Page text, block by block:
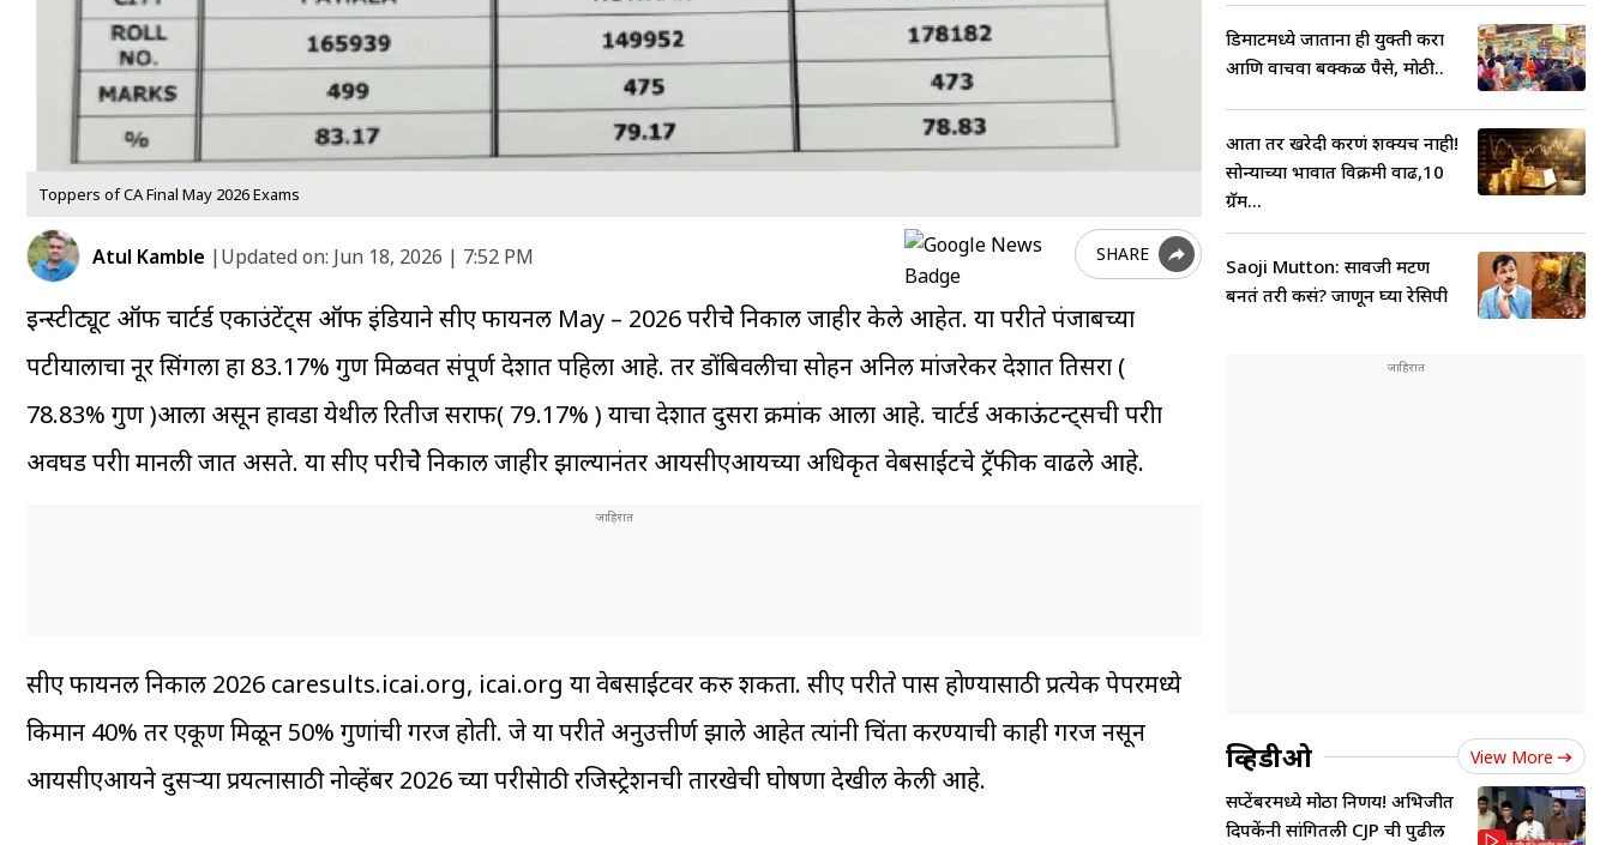
Toppers of CA Final May 2026 Exams
Atul Kamble |Updated on: Jun 18, 2026 | 7:52 PM SHARE
इन्स्टीट्यूट ऑफ चार्टर्ड एकाउंटेंट्स ऑफ इंडियाने सीए फायनल May – 2026 परीक्षेचे निकाल जाहीर केले आहेत. या परीक्षेत पंजाबच्या
पटीयालाचा नूर सिंगला हा 83.17% गुण मिळवत संपूर्ण देशात पहिला आहे. तर डोंबिवलीचा सोहन अनिल मांजरेकर देशात तिसरा (
78.83% गुण )आला असून हावडा येथील रितीज सराफ( 79.17% ) याचा देशात दुसरा क्रमांक आला आहे. चार्टर्ड अकाऊंटन्ट्सची परीक्षा
अवघड परीक्षा मानली जात असते. या सीए परीक्षेचे निकाल जाहीर झाल्यानंतर आयसीएआयच्या अधिकृत वेबसाईटचे ट्रॅफीक वाढले आहे.
सीए फायनल निकाल 2026 caresults.icai.org, icai.org या वेबसाईटवर करु शकता. सीए परीक्षेत पास होण्यासाठी प्रत्येक पेपरमध्ये
किमान 40% तर एकूण मिळून 50% गुणांची गरज होती. जे या परीक्षेत अनुउत्तीर्ण झाले आहेत त्यांनी चिंता करण्याची काही गरज नसून
आयसीएआयने दुसऱ्या प्रयत्नासाठी नोव्हेंबर 2026 च्या परीक्षेसाठी रजिस्ट्रेशनची तारखेची घोषणा देखील केली आहे.
डिमार्टमध्ये जाताना ही युक्ती करा
आणि वाचवा बक्कळ पैसे, मोठी..
आता तर खरेदी करणं शक्यच नाही!
सोन्याच्या भावात विक्रमी वाढ,10
ग्रॅम...
Saoji Mutton: सावजी मटण
बनतं तरी कसं? जाणून घ्या रेसिपी
व्हिडीओ View More
सप्टेंबरमध्ये मोठा निर्णय! अभिजीत
दिपकेंनी सांगितली CJP ची पुढील